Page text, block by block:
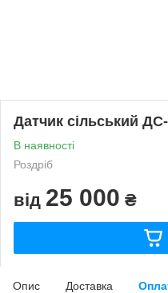
Датчик сільський
В наявності
Роздріб
від 25 000 ₴
Опис Доставка